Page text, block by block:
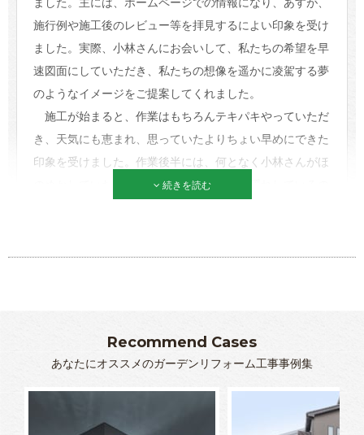
施行例や施工後のレビュー等を拝見するによい印象を受け
ました。実際、小林さんにお会いして、私たちの希望を早
速図面にしていただき、私たちの想像を遥かに凌駕する夢
のようなイメージをご提案してくれました。
施工が始まると、作業はもちろんテキパキやっていただ
き、天気にも恵まれ、思っていたよりちょい早めにできた
印象を受けました。作業後半には、何となく小林さんがほ
のめかしていたサプライズ的なものも見え隠れしているの
続きを読む
Recommend Cases
あなたにオススメのガーデンリフォーム工事事例集